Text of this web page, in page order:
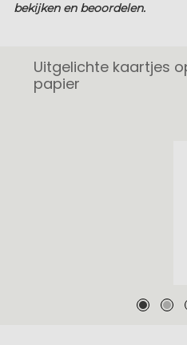
bekijken en beoordelen.
Uitgelichte kaartjes
papier